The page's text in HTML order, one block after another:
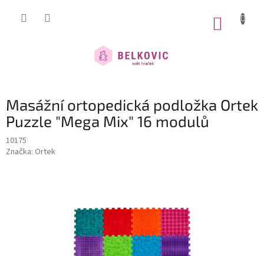
Masážní ortopedická podložka Ortek
Puzzle "Mega Mix" 16 modulů
10175
Značka: Ortek